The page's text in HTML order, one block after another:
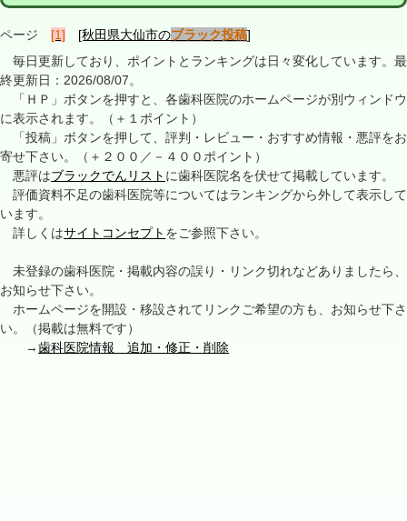
ページ [1] [秋田県大仙市のブラック投稿]
毎日更新しており、ポイントとランキングは日々変化しています。最
終更新日：2026/08/07。
「ＨＰ」ボタンを押すと、各歯科医院のホームページが別ウィンドウ
に表示されます。（＋１ポイント）
「投稿」ボタンを押して、評判・レビュー・おすすめ情報・悪評をお
寄せ下さい。（＋２００／－４００ポイント）
悪評はブラックでんリスト に歯科医院名を伏せて掲載しています。
評価資料不足の歯科医院等についてはランキングから外して表示して
います。
詳しくはサイトコンセプト をご参照下さい。
未登録の歯科医院・掲載内容の誤り・リンク切れなどありましたら、
お知らせ下さい。
ホームページを開設・移設されてリンクご希望の方も、お知らせ下さ
い。（掲載は無料です）
→歯科医院情報 追加・修正・削除